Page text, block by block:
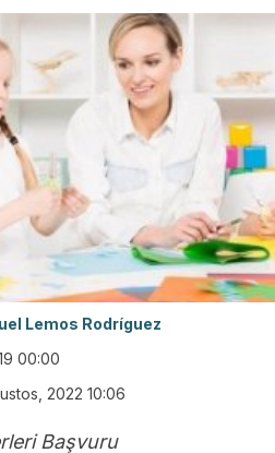
Lemos Rodríguez
00:00
2022 10:06
Başvuru